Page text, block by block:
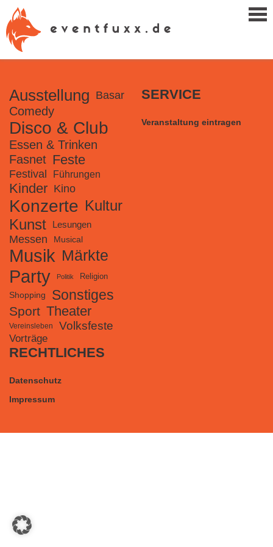
Ausstellung Basar
Comedy
Disco & Club
Essen & Trinken
Fasnet Feste
Festival Führungen
Kinder Kino
Konzerte Kultur
Kunst Lesungen
Messen Musical
Musik Märkte
Party Politik Religion
Shopping Sonstiges
Sport Theater
Vereinsleben Volksfeste
Vorträge
SERVICE
Veranstaltung eintragen
RECHTLICHES
Datenschutz
Impressum